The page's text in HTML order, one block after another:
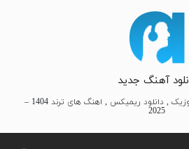
آهنگ جدید
دانلود آهنگ جدید , دانلود موزیک , دانلود ریمیکس , اهنگ های ترند 1404 –
2025